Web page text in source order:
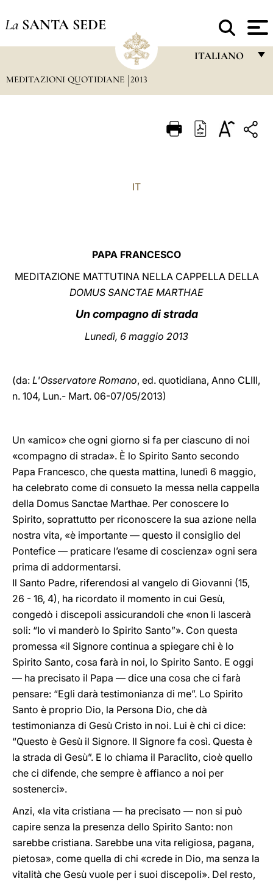
La SANTA SEDE
ITALIANO
ITALIANO
中文
LATINE
MEDITAZIONI QUOTIDIANE 2013
IT
PAPA FRANCESCO
MEDITAZIONE MATTUTINA NELLA CAPPELLA DELLA
DOMUS SANCTAE MARTHAE
Un compagno di strada
Lunedì, 6 maggio 2013
(da: L'Osservatore Romano, ed. quotidiana, Anno CLIII,
n. 104, Lun.- Mart. 06-07/05/2013)
Un «amico» che ogni giorno si fa per ciascuno di noi
«compagno di strada». È lo Spirito Santo secondo
Papa Francesco, che questa mattina, lunedì 6 maggio,
ha celebrato come di consueto la messa nella cappella
della Domus Sanctae Marthae. Per conoscere lo
Spirito, soprattutto per riconoscere la sua azione nella
nostra vita, «è importante — questo il consiglio del
Pontefice — praticare l’esame di coscienza» ogni sera
prima di addormentarsi.
Il Santo Padre, riferendosi al vangelo di Giovanni (15,
26 - 16, 4), ha ricordato il momento in cui Gesù,
congedò i discepoli assicurandoli che «non li lascerà
soli: “Io vi manderò lo Spirito Santo”». Con questa
promessa «il Signore continua a spiegare chi è lo
Spirito Santo, cosa farà in noi, lo Spirito Santo. E oggi
— ha precisato il Papa — dice una cosa che ci farà
pensare: “Egli darà testimonianza di me”. Lo Spirito
Santo è proprio Dio, la Persona Dio, che dà
testimonianza di Gesù Cristo in noi. Lui è chi ci dice:
“Questo è Gesù il Signore. Il Signore fa così. Questa è
la strada di Gesù”. E lo chiama il Paraclito, cioè quello
che ci difende, che sempre è affianco a noi per
sostenerci».
Anzi, «la vita cristiana — ha precisato — non si può
capire senza la presenza dello Spirito Santo: non
sarebbe cristiana. Sarebbe una vita religiosa, pagana,
pietosa», come quella di chi «crede in Dio, ma senza la
vitalità che Gesù vuole per i suoi discepoli». Del resto,